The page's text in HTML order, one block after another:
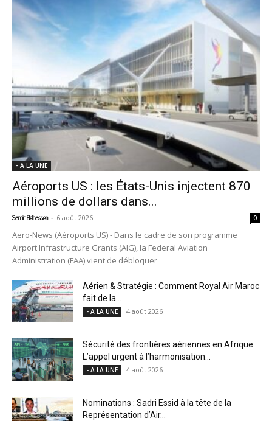
- A LA UNE
Aéroports US : les États-Unis injectent 870
millions de dollars dans...
Samir Belhassen - 6 août 2026 0
Aero-News (Aéroports US) - Dans le cadre de son programme
Airport Infrastructure Grants (AIG), la Federal Aviation
Administration (FAA) vient de débloquer
Aérien & Stratégie : Comment Royal Air Maroc
fait de la...
- A LA UNE 4 août 2026
Sécurité des frontières aériennes en Afrique :
L’appel urgent à l’harmonisation...
- A LA UNE 4 août 2026
Nominations : Sadri Essid à la tête de la
Représentation d’Air...